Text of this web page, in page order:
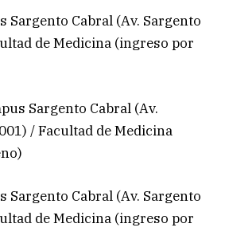
Sargento Cabral (Av. Sargento
de Medicina (ingreso por
Sargento Cabral (Av.
/ Facultad de Medicina
Sargento Cabral (Av. Sargento
de Medicina (ingreso por